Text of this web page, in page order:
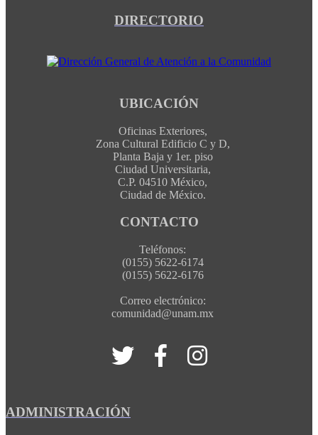
DIRECTORIO
UBICACIÓN
Oficinas Exteriores,
Zona Cultural Edificio C y D,
Planta Baja y 1er. piso
Ciudad Universitaria,
C.P. 04510 México,
Ciudad de México.
CONTACTO
Teléfonos:
(0155) 5622-6174
(0155) 5622-6176
Correo electrónico:
comunidad@unam.mx
ADMINISTRACIÓN